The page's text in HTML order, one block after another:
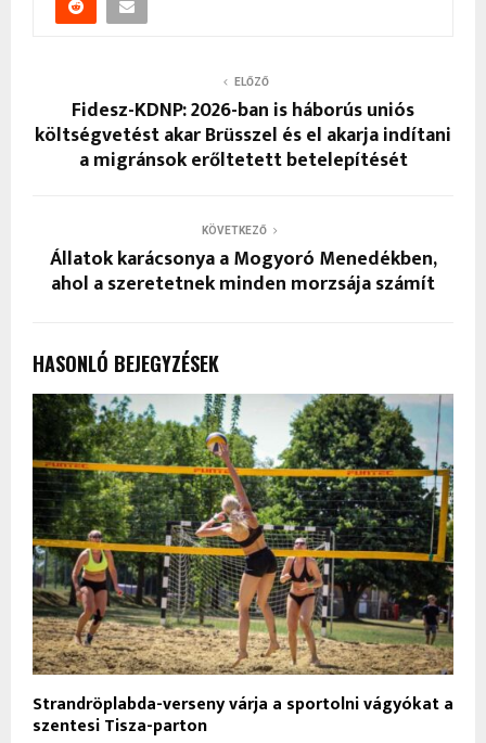
ELŐZŐ
Fidesz-KDNP: 2026-ban is háborús uniós
költségvetést akar Brüsszel és el akarja indítani
a migránsok erőltetett betelepítését
KÖVETKEZŐ
Állatok karácsonya a Mogyoró Menedékben,
ahol a szeretetnek minden morzsája számít
HASONLÓ BEJEGYZÉSEK
Strandröplabda-verseny várja a sportolni vágyókat a
szentesi Tisza-parton